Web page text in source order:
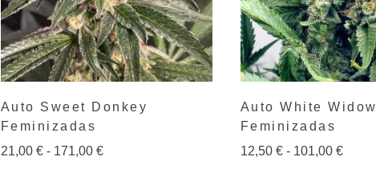
Auto Sweet Donkey
Feminizadas
21,00 € - 171,00 €
Auto White Widow
Feminizadas
12,50 € - 101,00 €